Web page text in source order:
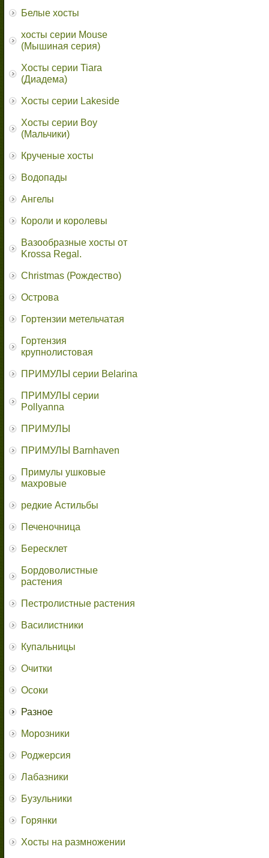
Белые хосты
хосты серии Mouse
(Мышиная серия)
Хосты серии Tiara
(Диадема)
Хосты серии Lakeside
Хосты серии Boy
(Мальчики)
Крученые хосты
Водопады
Ангелы
Короли и королевы
Вазообразные хосты от
Krossa Regal.
Christmas (Рождество)
Острова
Гортензии метельчатая
Гортензия
крупнолистовая
ПРИМУЛЫ серии Belarina
ПРИМУЛЫ серии
Pollyanna
ПРИМУЛЫ
ПРИМУЛЫ Barnhaven
Примулы ушковые
махровые
редкие Астильбы
Печеночница
Бересклет
Бордоволистные
растения
Пестролистные растения
Василистники
Купальницы
Очитки
Осоки
Разное
Морозники
Роджерсия
Лабазники
Бузульники
Горянки
Хосты на размножении